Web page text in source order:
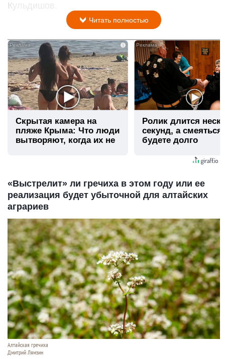
Кульдишов.
Читать полностью
i
Скрытая камера на
пляже Крыма: Что люди
вытворяют, когда их не
Ролик длится
секунд, а
будете долго
«Выстрелит» ли гречиха в этом году или ее
реализация будет убыточной для алтайских
аграриев
Алтайская гречиха
Дмитрий Лямзин